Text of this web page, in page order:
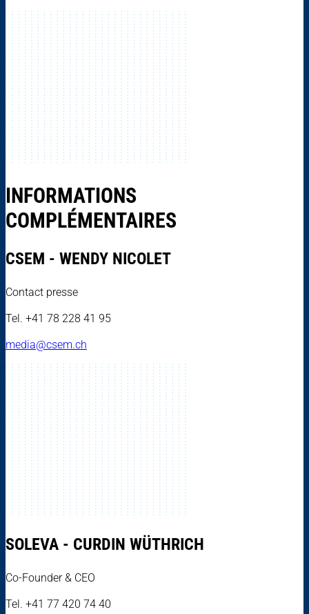
INFORMATIONS
COMPLÉMENTAIRES
CSEM - WENDY NICOLET
Contact presse
Tel. +41 78 228 41 95
media@csem.ch
SOLEVA - CURDIN WÜTHRICH
Co-Founder & CEO
Tel. +41 77 420 74 40